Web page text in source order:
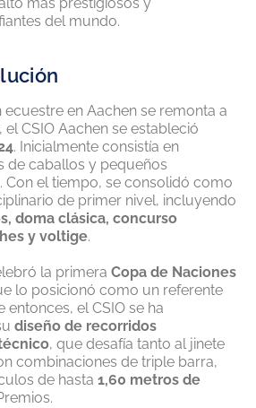
del mundo.
en Aachen se remonta a
el CSIO Aachen se estableció
. Inicialmente consistía en
de caballos y pequeños
Con el tiempo, se consolidó como
de primer nivel, incluyendo
doma clásica, concurso
y voltige.
la primera Copa de Naciones
lo posicionó como un referente
entonces, el CSIO se ha
diseño de recorridos
, que desafía tanto al jinete
combinaciones de triple barra,
de hasta 1,60 metros de